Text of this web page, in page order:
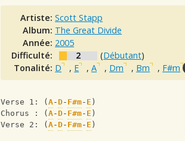
Artiste:Scott Stapp
Album: The Great Divide
Année: 2005
Difficulté:
2 (Débutant)
Tonalité: D , E ,A , Dm , Bm , F#m
Verse 1: ( A-D- F#m- E )
Chorus : ( A-D- F#m- E )
Verse 2: ( A-D- F#m- E )